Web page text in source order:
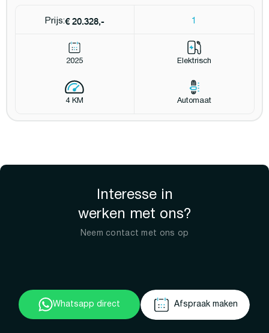
Prijs:€ 20.328,- 1
2025 Elektrisch
4 KM Automaat
Interesse in
werken met ons?
Neem contact met ons op
Whatsapp direct Afspraak maken